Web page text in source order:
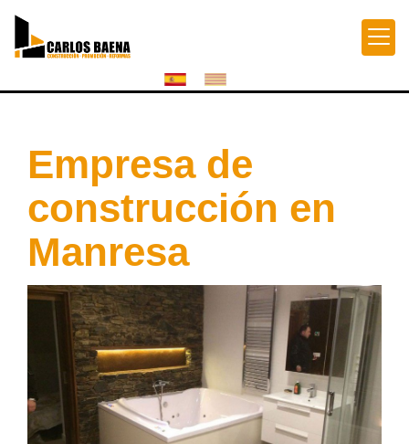
Empresa de
construcción en
Manresa